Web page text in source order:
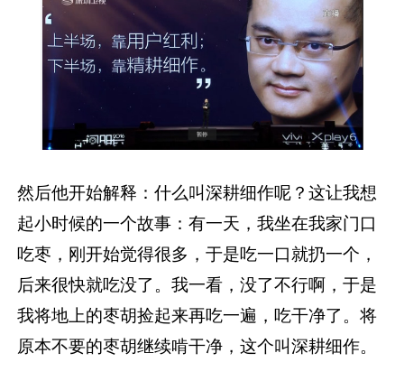
然后他开始解释：什么叫深耕细作呢？这让我想
起小时候的一个故事：有一天，我坐在我家门口
吃枣，刚开始觉得很多，于是吃一口就扔一个，
后来很快就吃没了。我一看，没了不行啊，于是
我将地上的枣胡捡起来再吃一遍，吃干净了。将
原本不要的枣胡继续啃干净，这个叫深耕细作。